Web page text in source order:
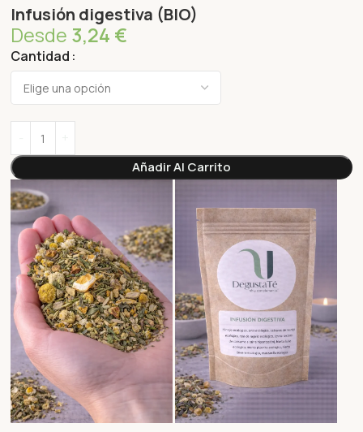
Infusión digestiva (BIO)
Desde 3,24 €
Cantidad
Añadir Al Carrito